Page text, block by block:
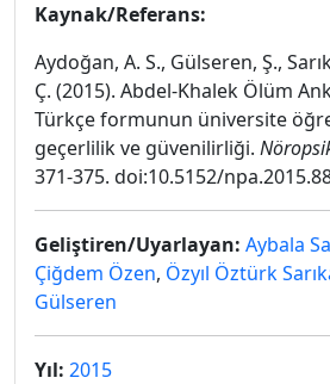
Kaynak/Referans:
Aydoğan, A. S., Gülseren, Ş.,
Ç. (2015). Abdel-Khalek Ölüm
Türkçe formunun üniversite
geçerlilik ve güvenilirliği.
371-375. doi:10.5152/
Geliştiren/Uyarlayan: Aybala
Çiğdem Özen, Özyıl Öztürk
Gülseren
Yıl: 2015